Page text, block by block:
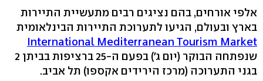
אלפי אורחים, בהם נציגים רבים מתעשיית התיירות
בארץ ובעולם, הגיעו לתערוכת התיירות הבינלאומית
International Mediterranean Tourism Market
שנפתחה הבוקר (יום ג') בפעם ה-25 ברציפות בביתן 2
בגני התערוכה (מרכז הירידים אקספו) תל אביב.